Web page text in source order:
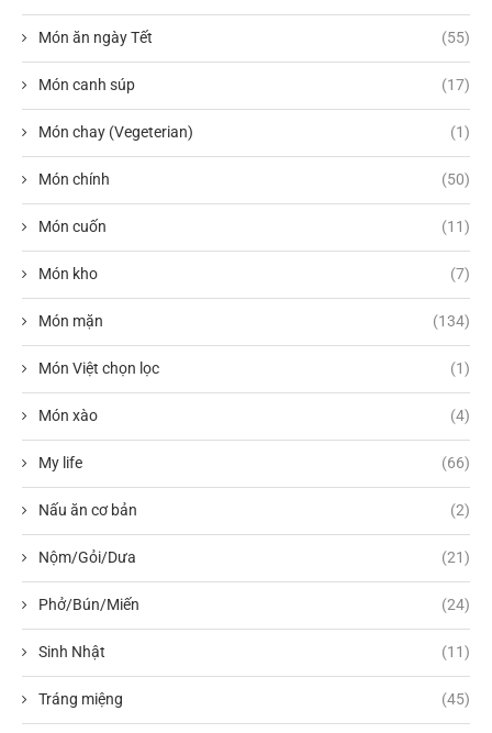
Món ăn ngày Tết (55)
Món canh súp (17)
Món chay (Vegeterian) (1)
Món chính (50)
Món cuốn (11)
Món kho (7)
Món mặn (134)
Món Việt chọn lọc (1)
Món xào (4)
My life (66)
Nấu ăn cơ bản (2)
Nộm/Gỏi/Dưa (21)
Phở/Bún/Miến (24)
Sinh Nhật (11)
Tráng miệng (45)